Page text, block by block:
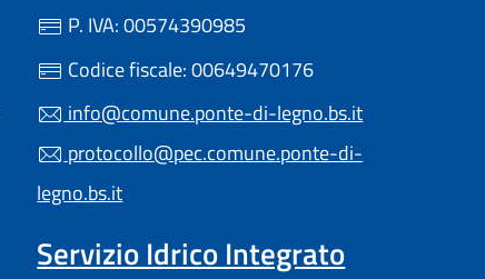
P. IVA: 00574390985
Codice fiscale: 00649470176
info@comune.ponte-di-legno.bs.it
protocollo@pec.comune.ponte-di-
legno.bs.it
Servizio Idrico Integrato